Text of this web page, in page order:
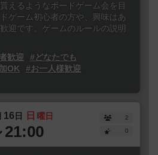
えるようなボードゲーム会を目
ゲーム初心者の方や、興味はあ
迎です。ゲームのルールの説明
歓迎
#どなたでも
OK
#お一人様歓迎
16日 日 曜日
21:00
2
0